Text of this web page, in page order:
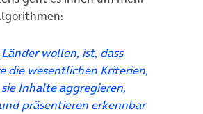
Länder wollen, ist, dass
die wesentlichen Kriterien,
Inhalte aggregieren,
präsentieren erkennbar